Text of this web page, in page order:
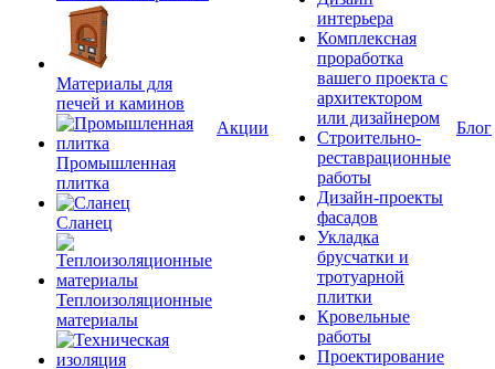
Материалы для
печей и каминов
Промышленная
плитка
Сланец
Теплоизоляционные
материалы
Акции
интерьера
Комплексная
проработка
вашего проекта с
архитектором
или дизайнером
Строительно-
реставрационные
работы
Дизайн-проекты
фасадов
Укладка
брусчатки и
тротуарной
плитки
Кровельные
работы
Проектирование
Блог